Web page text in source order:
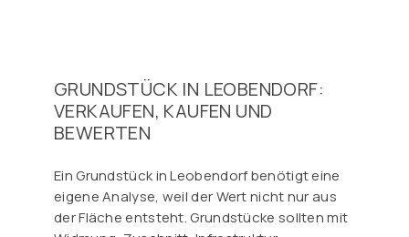
GRUNDSTÜCK IN LEOBENDORF:
VERKAUFEN, KAUFEN UND
BEWERTEN
Ein Grundstück in Leobendorf benötigt eine
eigene Analyse, weil der Wert nicht nur aus
der Fläche entsteht. Grundstücke sollten mit